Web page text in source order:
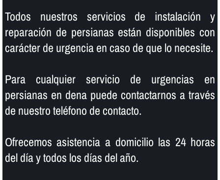
Todos nuestros servicios de instalación y
reparación de persianas están disponibles con
carácter de urgencia en caso de que lo necesite.
Para cualquier servicio de urgencias en
persianas en dena puede contactarnos a través
de nuestro teléfono de contacto.
Ofrecemos asistencia a domicilio las 24 horas
del dí­a y todos los dí­as del año.